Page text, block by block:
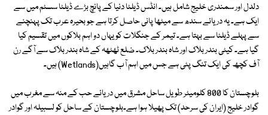
دلدل اور سمندری خلیج شامل ہیں۔ انڈس ڈیلٹا دنیا کے پانچ بڑے ڈیلٹا سسٹم میں سے
ایک ہے۔ یہ دریائے سندھ سے میٹھا پانی حاصل کرتا ہے جو بحیرہ عرب تک پہنچنے
سے پہلے ڈیلٹا سے بہتا ہے۔ تیمر کے جنگلات کویہاں دو اہم بلاکوں میں تقسیم کیا
گیا ہے۔ کیٹی بندر بلاک اور شاہ بندر بلاک۔ ضلع ٹھٹھہ کے شاہ بندر بلاک سے آگے رن
آف کچھ کی ایک تنگ پٹی ہے جس میں اہم آب گاہیں(Wetlands) ہیں۔
بلوچستان کا 800 کلومیٹر طویل ساحل مشرق میں دریائے حب کے منہ سے مغرب میں
گوادر خلیج (ایران کی سرحد) تک پھیلا ہوا ہے۔بلوچستان کے ساحل کو لسبیلہ اور گوادر